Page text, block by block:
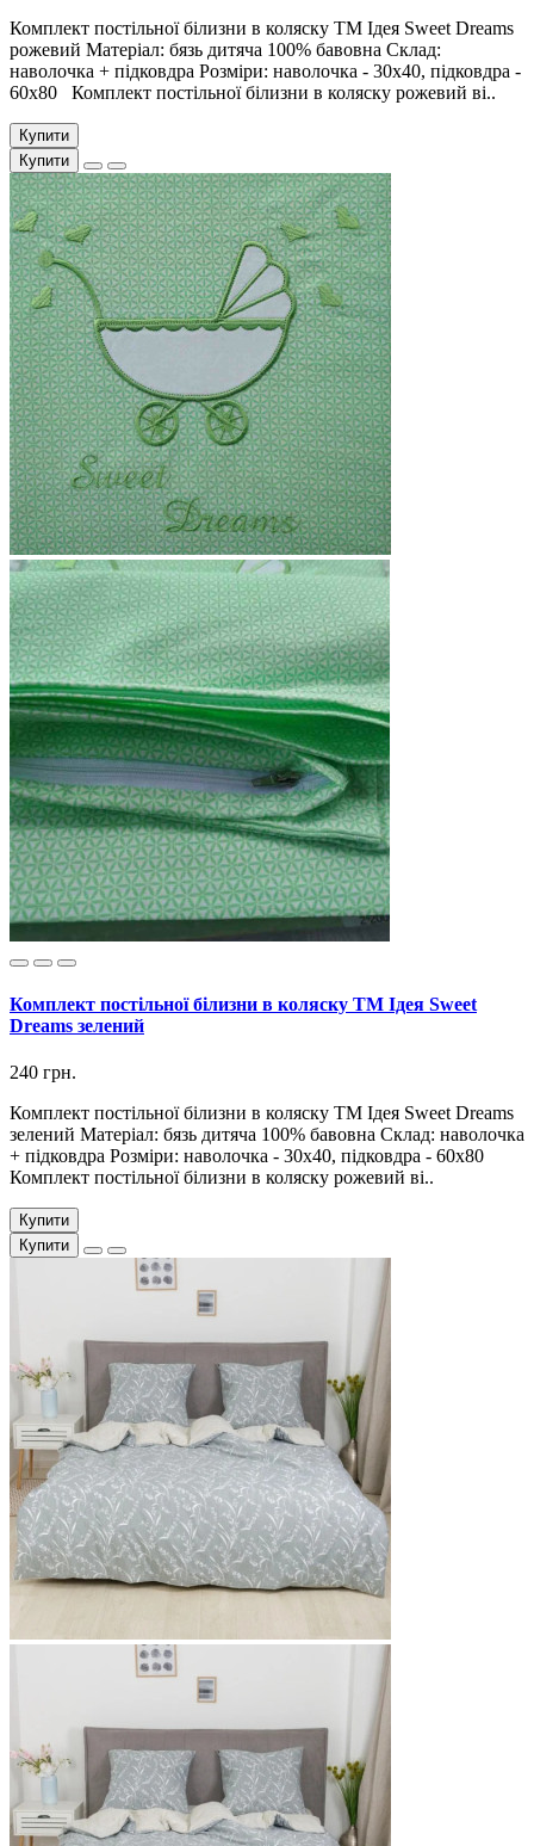
Комплект постільної білизни в коляску ТМ Ідея Sweet Dreams
рожевий Матеріал: бязь дитяча 100% бавовна Склад:
наволочка + підковдра Розміри: наволочка - 30х40, підковдра -
60х80 Комплект постільної білизни в коляску рожевий ві..
Купити
Купити
Комплект постільної білизни в коляску ТМ Ідея Sweet
Dreams зелений
240 грн.
Комплект постільної білизни в коляску ТМ Ідея Sweet Dreams
зелений Матеріал: бязь дитяча 100% бавовна Склад: наволочка
+ підковдра Розміри: наволочка - 30х40, підковдра - 60х80
Комплект постільної білизни в коляску рожевий ві..
Купити
Купити